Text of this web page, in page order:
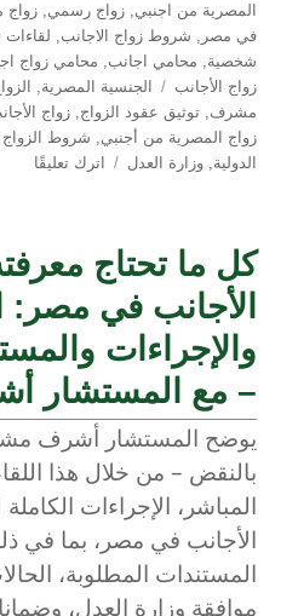
المصرية من اجنبي,زواج رسمي,زواج
في مصر , شروط زواج الاجانب, لقاءات
شخصية, محامي اجانب, محامي زواج
زواج الأجانب
الوسوم
الجنسية المصرية,
مشرف,توثيق عقود الزواج,زواج
زواج المصرية من أجنبي, شروط
الدولية,وزارة العدل اترك تعليقًا
في
مصر:
كل ما تحتاج
الأجانب في مصر:
والإجراءات
– مع المستشار
يوضح المستشار أشرف
بالنقض – من خلال هذا
المباشر، الإجراءات
الأجانب في مصر، بما في
المستندات المطلوبة،
موافقة وزارة العدل،